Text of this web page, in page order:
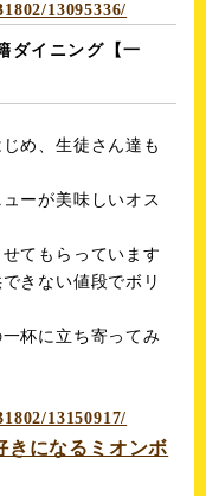
13095336/
ダイニング【一
め、生徒さん達も
ーが美味しいオス
てもらっています
きない値段でボリ
杯に立ち寄ってみ
13150917/
きになるミオンボ